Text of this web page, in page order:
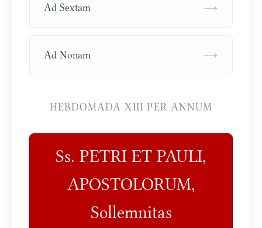
Ad Sextam →
Ad Nonam →
HEBDOMADA XIII PER ANNUM
Ss. PETRI ET PAULI,
APOSTOLORUM,
Sollemnitas